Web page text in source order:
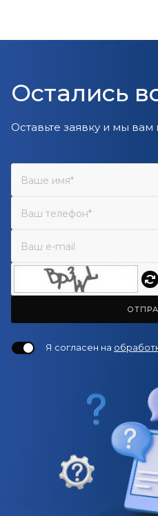
Остались
Оставьте заявку и мы
Я согласен на